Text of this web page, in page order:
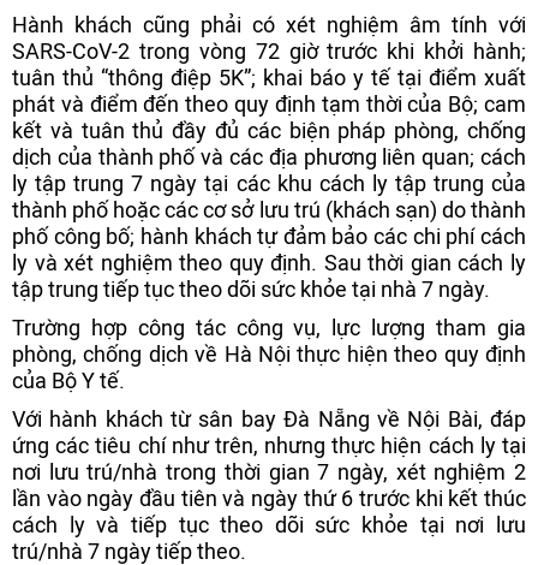
Hành khách cũng phải có xét nghiệm âm tính với
SARS-CoV-2 trong vòng 72 giờ trước khi khởi hành;
tuân thủ “thông điệp 5K”; khai báo y tế tại điểm xuất
phát và điểm đến theo quy định tạm thời của Bộ; cam
kết và tuân thủ đầy đủ các biện pháp phòng, chống
dịch của thành phố và các địa phương liên quan; cách
ly tập trung 7 ngày tại các khu cách ly tập trung của
thành phố hoặc các cơ sở lưu trú (khách sạn) do thành
phố công bố; hành khách tự đảm bảo các chi phí cách
ly và xét nghiệm theo quy định. Sau thời gian cách ly
tập trung tiếp tục theo dõi sức khỏe tại nhà 7 ngày.
Trường hợp công tác công vụ, lực lượng tham gia
phòng, chống dịch về Hà Nội thực hiện theo quy định
của Bộ Y tế.
Với hành khách từ sân bay Đà Nẵng về Nội Bài, đáp
ứng các tiêu chí như trên, nhưng thực hiện cách ly tại
nơi lưu trú/nhà trong thời gian 7 ngày, xét nghiệm 2
lần vào ngày đầu tiên và ngày thứ 6 trước khi kết thúc
cách ly và tiếp tục theo dõi sức khỏe tại nơi lưu
trú/nhà 7 ngày tiếp theo.